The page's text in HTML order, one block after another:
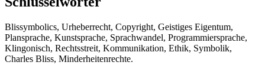
Blissymbolics, Urheberrecht, Copyright, Geistiges Eigentum,
Plansprache, Kunstsprache, Sprachwandel, Programmiersprache,
Klingonisch, Rechtsstreit, Kommunikation, Ethik, Symbolik,
Charles Bliss, Minderheitenrechte.